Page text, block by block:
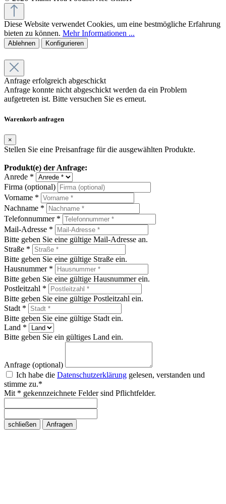
Diese Website verwendet Cookies, um eine bestmögliche Erfahrung
bieten zu können. Mehr Informationen ...
Ablehnen Konfigurieren
Anfrage erfolgreich abgeschickt
Anfrage konnte nicht abgeschickt werden da ein Problem
aufgetreten ist. Bitte versuchen Sie es erneut.
Warenkorb anfragen
×
Stellen Sie eine Preisanfrage für die ausgewählten Produkte.
Produkt(e) der Anfrage:
Anrede *
Firma (optional)
Vorname *
Nachname *
Telefonnummer *
Mail-Adresse *
Bitte geben Sie eine gültige Mail-Adresse an.
Straße *
Bitte geben Sie eine gültige Straße ein.
Hausnummer *
Bitte geben Sie eine gültige Hausnummer ein.
Postleitzahl *
Bitte geben Sie eine gültige Postleitzahl ein.
Stadt *
Bitte geben Sie eine gültige Stadt ein.
Land *
Bitte geben Sie ein gültiges Land ein.
Anfrage (optional)
Ich habe die Datenschutzerklärung gelesen, verstanden und
stimme zu.*
Mit * gekennzeichnete Felder sind Pflichtfelder.
schließen Anfragen